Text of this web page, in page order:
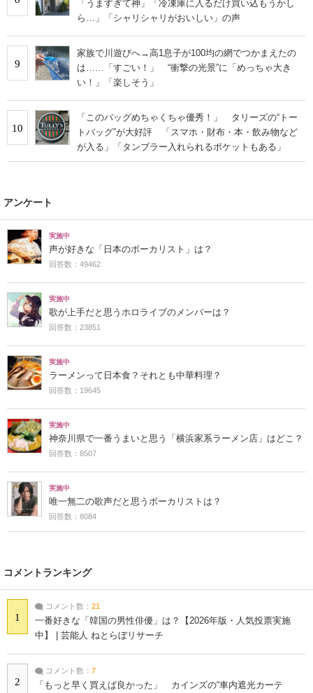
「うますぎて神」「冷凍庫に入るだけ買い込もうかし
ら…」「シャリシャリがおいしい」の声
9
家族で川遊びへ→高1息子が100均の網でつかまえたの
は……「すごい！」 “衝撃の光景”に「めっちゃ大き
い！」「楽しそう」
10
「このバッグめちゃくちゃ優秀！」 タリーズの“トー
トバッグ”が大好評 「スマホ・財布・本・飲み物など
が入る」「タンブラー入れられるポケットもある」
アンケート
実施中
声が好きな「日本のボーカリスト」は？
回答数：49462
実施中
歌が上手だと思うホロライブのメンバーは？
回答数：23851
実施中
ラーメンって日本食？それとも中華料理？
回答数：19645
実施中
神奈川県で一番うまいと思う「横浜家系ラーメン店」はどこ？
回答数：8507
実施中
唯一無二の歌声だと思うボーカリストは？
回答数：8084
コメントランキング
1
コメント数： 21
一番好きな「韓国の男性俳優」は？【2026年版・人気投票実施
中】 | 芸能人 ねとらぼリサーチ
2
コメント数： 7
「もっと早く買えば良かった」 カインズの“車内遮光カーテ